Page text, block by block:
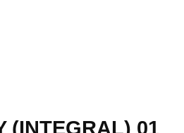
(INTEGRAL) 01